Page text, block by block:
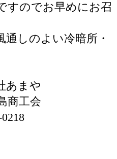
すのでお早めにお召
通しのよい冷暗所・
あまや
商工会